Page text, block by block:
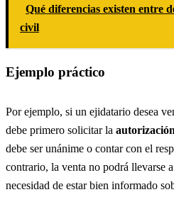
Qué diferencias existen entre
civil
Ejemplo práctico
Por ejemplo, si un ejidatario desea
debe primero solicitar la autorización
debe ser unánime o contar con el
contrario, la venta no podrá llevarse
necesidad de estar bien informado